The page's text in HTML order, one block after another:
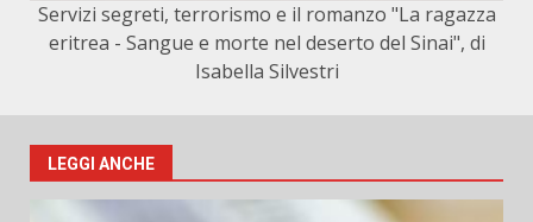
Servizi segreti, terrorismo e il romanzo "La ragazza
eritrea - Sangue e morte nel deserto del Sinai", di
Isabella Silvestri
LEGGI ANCHE